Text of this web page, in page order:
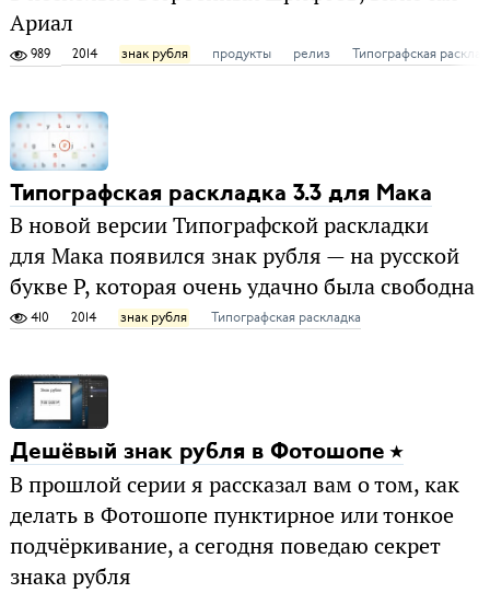
Ариал
989 2014 знак рубля продукты релиз Типографская
Типографская раскладка 3.3 для Мака
В новой версии Типографской раскладки
для Мака появился знак рубля — на русской
букве Р, которая очень удачно была свободна
410 2014 знак рубля Типографская раскладка
Дешёвый знак рубля в Фотошопе
В прошлой серии я рассказал вам о том, как
делать в Фотошопе пунктирное или тонкое
подчёркивание, а сегодня поведаю секрет
знака рубля